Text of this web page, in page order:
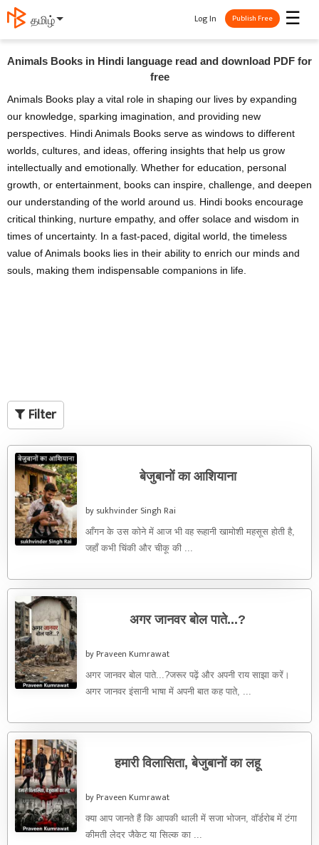
தமிழ் ☰
Log In Publish Free
Animals Books in Hindi language read and download PDF for
free
Animals Books play a vital role in shaping our lives by expanding
our knowledge, sparking imagination, and providing new
perspectives. Hindi Animals Books serve as windows to different
worlds, cultures, and ideas, offering insights that help us grow
intellectually and emotionally. Whether for education, personal
growth, or entertainment, books can inspire, challenge, and deepen
our understanding of the world around us. Hindi books encourage
critical thinking, nurture empathy, and offer solace and wisdom in
times of uncertainty. In a fast-paced, digital world, the timeless
value of Animals books lies in their ability to enrich our minds and
souls, making them indispensable companions in life.
Filter
बेजुबानों का आशियाना
by sukhvinder Singh Rai
आँगन के उस कोने में आज भी वह रूहानी खामोशी महसूस होती है,
जहाँ कभी चिंकी और चीकू की ...
अगर जानवर बोल पाते...?
by Praveen Kumrawat
अगर जानवर बोल पाते...?जरूर पढ़ें और अपनी राय साझा करें।
अगर जानवर इंसानी भाषा में अपनी बात कह पाते, ...
हमारी विलासिता, बेजुबानों का लहू
by Praveen Kumrawat
क्या आप जानते हैं कि आपकी थाली में सजा भोजन, वॉर्डरोब में टंगा
कीमती लेदर जैकेट या सिल्क का ...